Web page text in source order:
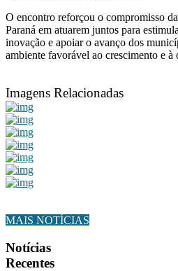
O encontro reforçou o compromisso
Paraná em atuarem juntos para
inovação e apoiar o avanço dos
ambiente favorável ao crescimento e à
Imagens Relacionadas
MAIS NOTÍCIAS
Notícias
Recentes